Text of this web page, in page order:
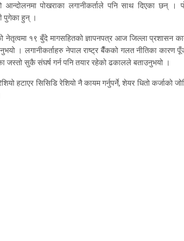
आन्दोलनमा पोखराका लगानीकर्ताले पनि साथ दिएका छन् ।
पुगेका हुन् ।
नेतृत्वमा १९ बुँदे मागसहितको ज्ञापनपत्र आज जिल्ला प्रशासन
। लगानीकर्ताहरु नेपाल राष्ट्र बैँकको गलत नीतिका कारण
जस्तो सुकै संघर्ष गर्न पनि तयार रहेको ढकालले बताउनुभयो ।
हटाएर सिसिडि रेशियो नै कायम गर्नुपर्ने, शेयर धितो कर्जाको